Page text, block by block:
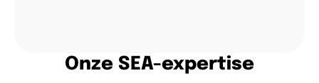
Onze SEA-expertise